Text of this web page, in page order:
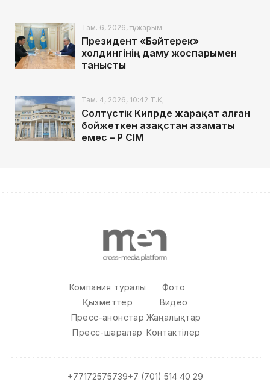
Там. 6, 2026, түнжарым
Президент «Бәйтерек»
холдингінің даму жоспарымен
танысты
Там. 4, 2026, 10:42 Т.Қ.
Солтүстік Кипрде жарақат алған
бойжеткен Қазақстан азаматы
емес – ҚР СІМ
Компания туралы
Қызметтер
Пресс-анонстар
Пресс-шаралар
Фото
Видео
Жаңалықтар
Контактілер
+77172575739+7 (701) 514 40 29